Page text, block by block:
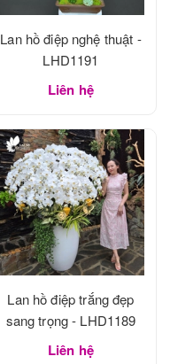
Lan hồ điệp nghệ thuật -
LHD1191
Liên hệ
Lan hồ điệp trắng đẹp
sang trọng - LHD1189
Liên hệ